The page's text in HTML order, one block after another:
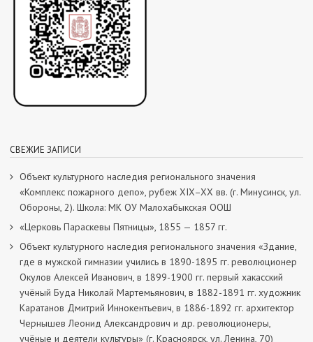
СВЕЖИЕ ЗАПИСИ
Объект культурного наследия регионального значения
«Комплекс пожарного депо», рубеж XIX–XX вв. (г. Минусинск, ул.
Обороны, 2). Школа: МК ОУ Малохабыкская ООШ
«Церковь Параскевы Пятницы», 1855 — 1857 гг.
Объект культурного наследия регионального значения «Здание,
где в мужской гимназии учились в 1890-1895 гг. революционер
Окулов Алексей Иванович, в 1899-1900 гг. первый хакасский
учёный Буда Николай Мартемьянович, в 1882-1891 гг. художник
Каратанов Дмитрий Иннокентьевич, в 1886-1892 гг. архитектор
Чернышев Леонид Александрович и др. революционеры,
учёные и деятели культуры» (г. Красноярск, ул. Ленина, 70)